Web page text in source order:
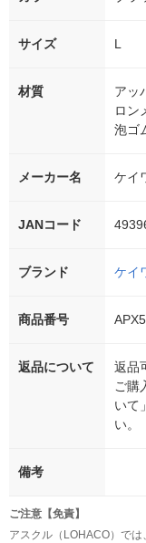
サイズ L
材質
アッ
ロン
泡ゴ
メーカー名 ケイ
JANコード
ブランド ケイ
商品番号
返品について
返品
ご購
いて
い。
備考
ご注意【免責】
アスクル（LOHACO）で